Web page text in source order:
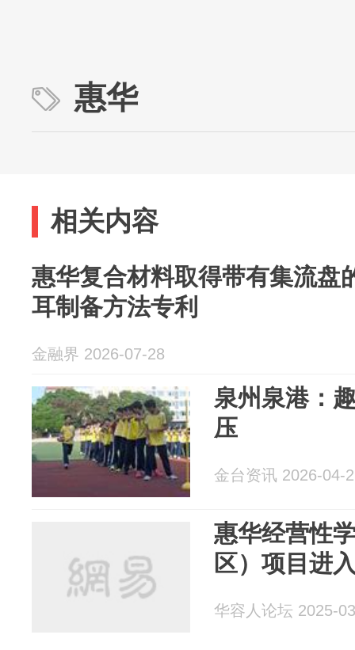
惠华
相关内容
惠华复合材料取得带有集流盘
耳制备方法专利
金融界 2026-07-28
泉州泉港：
压
金台资讯 2026-04-
惠华经营性
区）项目进
华容人论坛 2025-